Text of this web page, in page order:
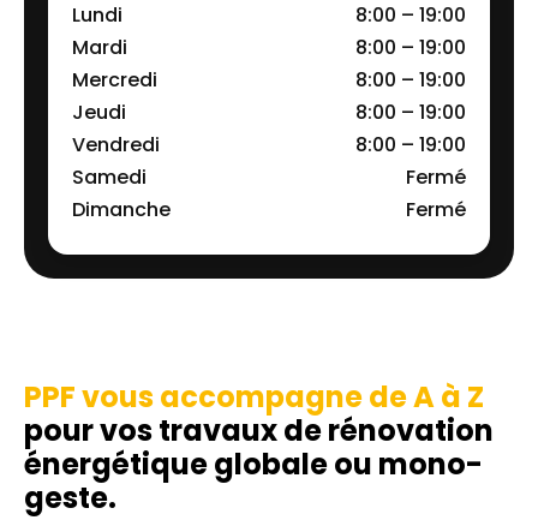
Lundi
8:00 – 19:00
Mardi
8:00 – 19:00
Mercredi
8:00 – 19:00
Jeudi
8:00 – 19:00
Vendredi
8:00 – 19:00
Samedi
Fermé
Dimanche
Fermé
PPF vous accompagne de A à Z
pour vos travaux de rénovation
énergétique globale ou mono-
geste.